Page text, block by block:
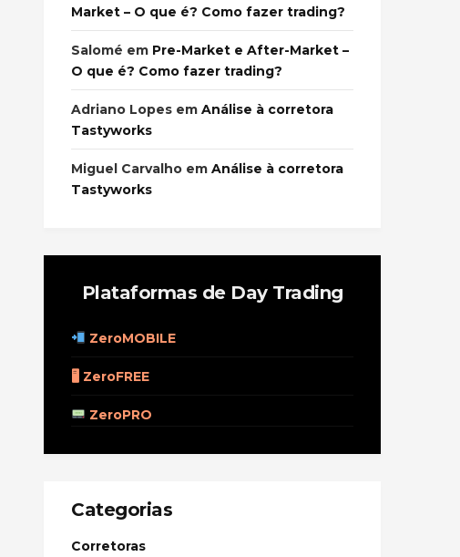
Market – O que é? Como fazer trading?
Salomé em Pre-Market e After-Market –
O que é? Como fazer trading?
Adriano Lopes em Análise à corretora
Tastyworks
Miguel Carvalho em Análise à corretora
Tastyworks
Plataformas de Day Trading
ZeroMOBILE
🖥 ZeroFREE
ZeroPRO
Categorias
Corretoras